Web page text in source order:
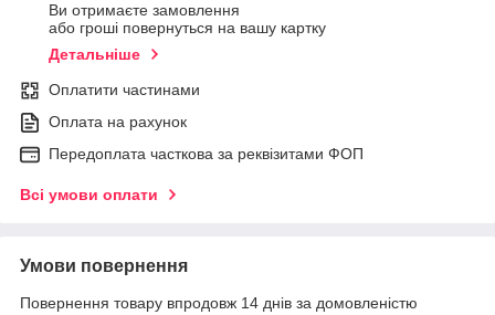
Ви отримаєте замовлення
або гроші повернуться на вашу картку
Детальніше
Оплатити частинами
Оплата на рахунок
Передоплата часткова за реквізитами ФОП
Всі умови оплати
Умови повернення
Повернення товару впродовж 14 днів за домовленістю